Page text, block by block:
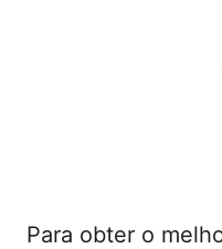
Para obter o